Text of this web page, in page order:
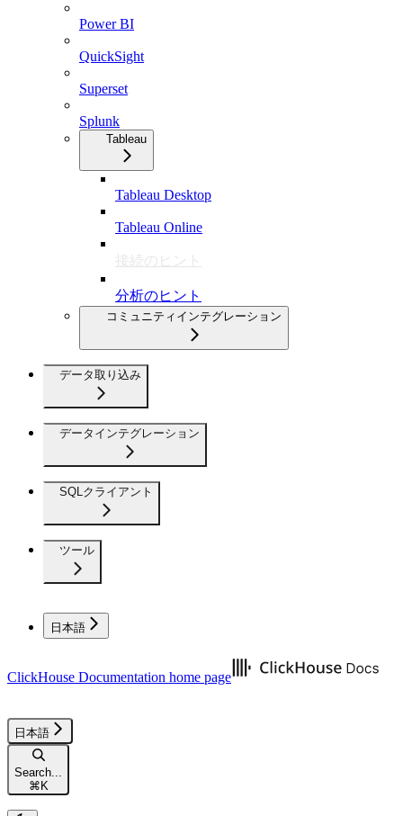
Power BI
QuickSight
Superset
Splunk
Tableau
Tableau Desktop
Tableau Online
接続のヒント
分析のヒント
コミュニティインテグレーション
データ取り込み
データインテグレーション
SQLクライアント
ツール
日本語
ClickHouse Documentation home page
日本語
Search...
⌘ K